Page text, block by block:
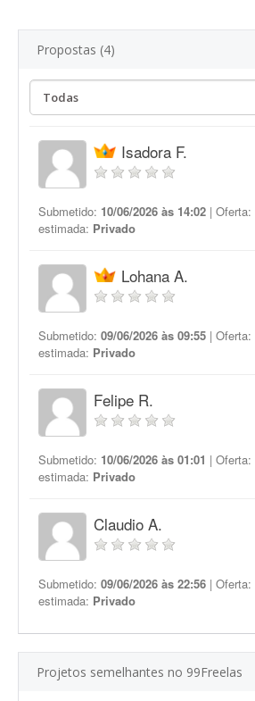
Propostas (4)
Isadora F.
Submetido: 10/06/2026 às 14:02 | Oferta:
estimada: Privado
Lohana A.
Submetido: 09/06/2026 às 09:55 | Oferta:
estimada: Privado
Felipe R.
Submetido: 10/06/2026 às 01:01 | Oferta:
estimada: Privado
Claudio A.
Submetido: 09/06/2026 às 22:56 | Oferta:
estimada: Privado
Projetos semelhantes no 99Freelas